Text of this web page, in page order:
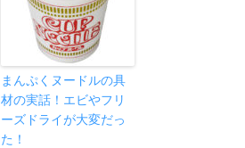
まんぷくヌードルの具
材の実話！エビやフリ
ーズドライが大変だっ
た！